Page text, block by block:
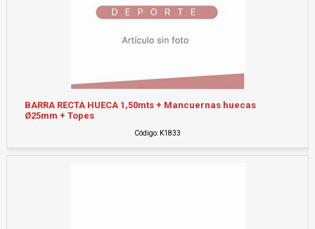
BARRA RECTA HUECA 1,50mts + Mancuernas huecas
Ø25mm + Topes
Código: K1833